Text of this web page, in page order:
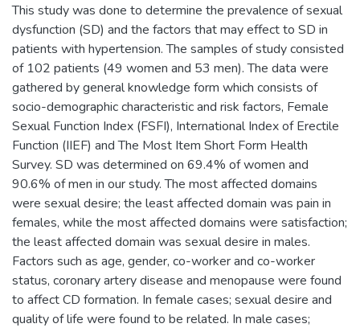
This study was done to determine the prevalence of sexual
dysfunction (SD) and the factors that may effect to SD in
patients with hypertension. The samples of study consisted
of 102 patients (49 women and 53 men). The data were
gathered by general knowledge form which consists of
socio-demographic characteristic and risk factors, Female
Sexual Function Index (FSFI), International Index of Erectile
Function (IIEF) and The Most Item Short Form Health
Survey. SD was determined on 69.4% of women and
90.6% of men in our study. The most affected domains
were sexual desire; the least affected domain was pain in
females, while the most affected domains were satisfaction;
the least affected domain was sexual desire in males.
Factors such as age, gender, co-worker and co-worker
status, coronary artery disease and menopause were found
to affect CD formation. In female cases; sexual desire and
quality of life were found to be related. In male cases;